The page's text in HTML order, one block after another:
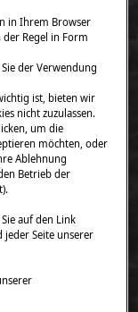
in Ihrem Browser
Regel in Form
der Verwendung
ist, bieten wir
nicht zuzulassen.
um die
möchten, oder
Ablehnung
Betrieb der
auf den Link
jeder Seite unserer